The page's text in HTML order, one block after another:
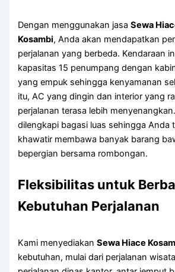
Dengan menggunakan jasaSewa
Kosambi, Anda akan mendapatkan
perjalanan yang berbeda. Kendaraan
kapasitas 15 penumpang dengan
yang empuk sehingga kenyamanan
itu, AC yang dingin dan interior yang
perjalanan terasa lebih
dilengkapi bagasi luas sehingga Anda
khawatir membawa banyak barang
bepergian bersama rombongan.
Fleksibilitas untuk
Kebutuhan Perjalanan
Kami menyediakanSewa Hiace
kebutuhan, mulai dari perjalanan